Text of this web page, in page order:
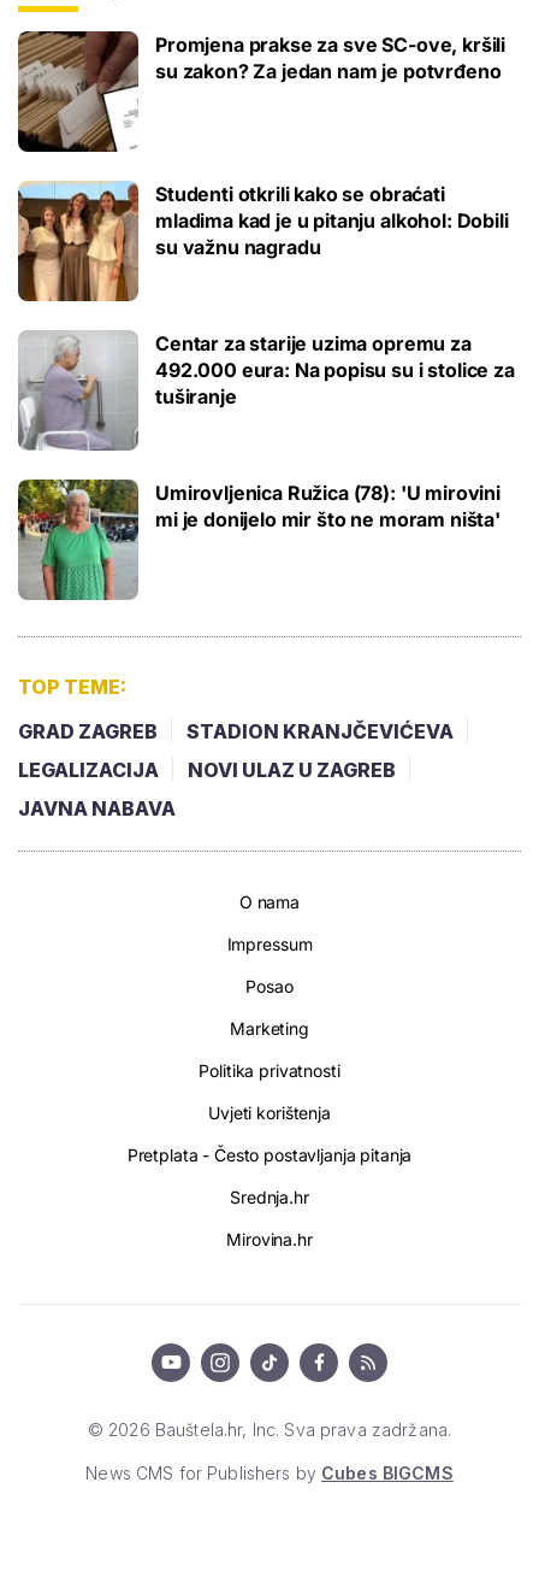
Promjena prakse za sve SC-ove, kršili
su zakon? Za jedan nam je potvrđeno
Studenti otkrili kako se obraćati
mladima kad je u pitanju alkohol: Dobili
su važnu nagradu
Centar za starije uzima opremu za
492.000 eura: Na popisu su i stolice za
tuširanje
Umirovljenica Ružica (78): 'U mirovini
mi je donijelo mir što ne moram ništa'
TOP TEME:
GRAD ZAGREB
STADION KRANJČEVIĆEVA
LEGALIZACIJA
NOVI ULAZ U ZAGREB
JAVNA NABAVA
O nama
Impressum
Posao
Marketing
Politika privatnosti
Uvjeti korištenja
Pretplata - Često postavljanja pitanja
Srednja.hr
Mirovina.hr
© 2026 Bauštela.hr, Inc. Sva prava zadržana.
News CMS for Publishers by Cubes BIGCMS